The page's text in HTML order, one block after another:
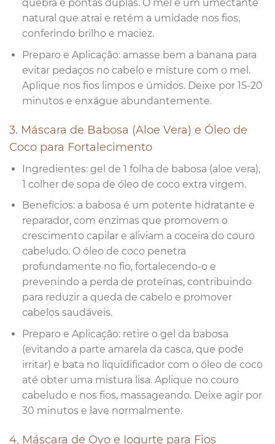
quebra e pontas duplas. O mel é um umectante
natural que atrai e retém a umidade nos fios,
conferindo brilho e maciez.
Preparo e Aplicação: amasse bem a banana para
evitar pedaços no cabelo e misture com o mel.
Aplique nos fios limpos e úmidos. Deixe por 15-20
minutos e enxágue abundantemente.
3. Máscara de Babosa (Aloe Vera) e Óleo de
Coco para Fortalecimento
Ingredientes: gel de 1 folha de babosa (aloe vera),
1 colher de sopa de óleo de coco extra virgem.
Benefícios: a babosa é um potente hidratante e
reparador, com enzimas que promovem o
crescimento capilar e aliviam a coceira do couro
cabeludo. O óleo de coco penetra
profundamente no fio, fortalecendo-o e
prevenindo a perda de proteínas, contribuindo
para reduzir a queda de cabelo e promover
cabelos saudáveis.
Preparo e Aplicação: retire o gel da babosa
(evitando a parte amarela da casca, que pode
irritar) e bata no liquidificador com o óleo de coco
até obter uma mistura lisa. Aplique no couro
cabeludo e nos fios, massageando. Deixe agir por
30 minutos e lave normalmente.
4. Máscara de Ovo e Iogurte para Fios